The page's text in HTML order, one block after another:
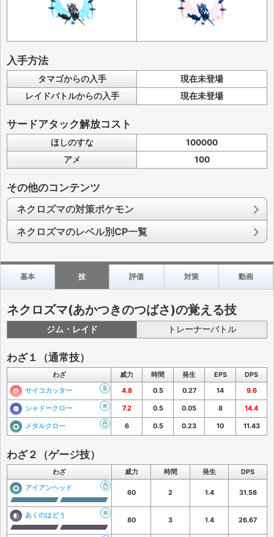
入手方法
タマゴからの入手
現在未登場
レイドバトルからの入手
現在未登場
サードアタック解放コスト
ほしのすな
100000
アメ
100
その他のコンテンツ
ネクロズマの対策ポケモン
ネクロズマのレベル別CP一覧
基本 技 評価 対策 動画
ネクロズマ(あかつきのつばさ)の覚える技
ジム・レイド トレーナーバトル
わざ１（通常技）
わざ 威力 時間 発生 EPS
DPS
サイコカッター
4.8 0.5 0.27 14 9.6
シャドークロー 7.2 0.5 0.05 8 14.4
メタルクロー 6 0.5 0.23 10 11.43
わざ２（ゲージ技）
わざ 威力 時間 発生
DPS
アイアンヘッド
60 2 1.4 31.58
あくのはどう
80 3 1.4 26.67